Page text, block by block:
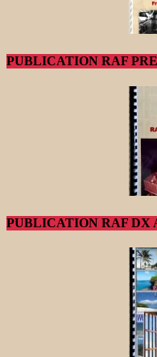
PUBLICATION RAF
PUBLICATION RAF DX